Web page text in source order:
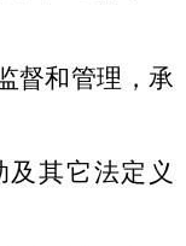
督和管理，承
及其它法定义